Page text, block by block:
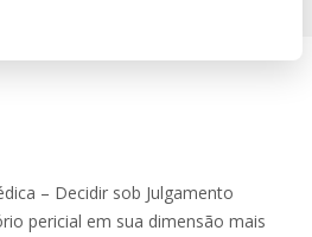
– Decidir sob Julgamento
pericial em sua dimensão mais